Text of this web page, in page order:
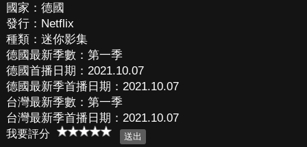
國家：德國
發行：Netflix
種類：迷你影集
德國最新季數：第一季
德國首播日期：2021.10.07
德國最新季首播日期：2021.10.07
台灣最新季數：第一季
台灣最新季首播日期：2021.10.07
我要評分